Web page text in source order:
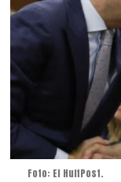
Foto: El HuffPost.